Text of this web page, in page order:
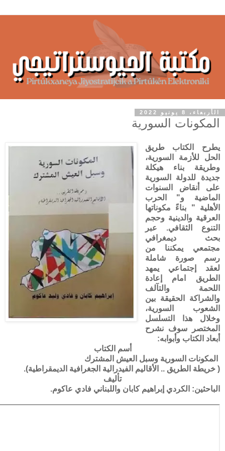
الأربعاء، 8 يونيو 2022
المكونات السورية
يطرح الكتاب طريق
الحل للأزمة السورية،
وطريقة بناء هيكلة
جديدة للدولة السورية
على أنقاض السنوات
الماضية و" الحرب
الأهلية " بناءً مكوناتها
العرقية والدينية وحجم
التنوع الثقافي. عبر
بحث ديمغرافي
مجتمعي يمكننا من
رسم صورة شاملة
لعقد إجتماعي يمهد
الطريق امام إعادة
اللحمة والتآلف
والشراكة الحقيقة بين
الشعوب السورية،
وخلال هذا التسلسل
المختصر سوف نشرح
أبعاد الكتاب وأبوابه:
أسم الكتاب
المكونات السورية وسبل العيش المشترك
( خريطة الطريق .. الأقاليم الفيدرالية الجغرافية الديمقراطية).
تأليف
الباحثين: الكردي إبراهيم كابان واللبناني فادي عاكوم.